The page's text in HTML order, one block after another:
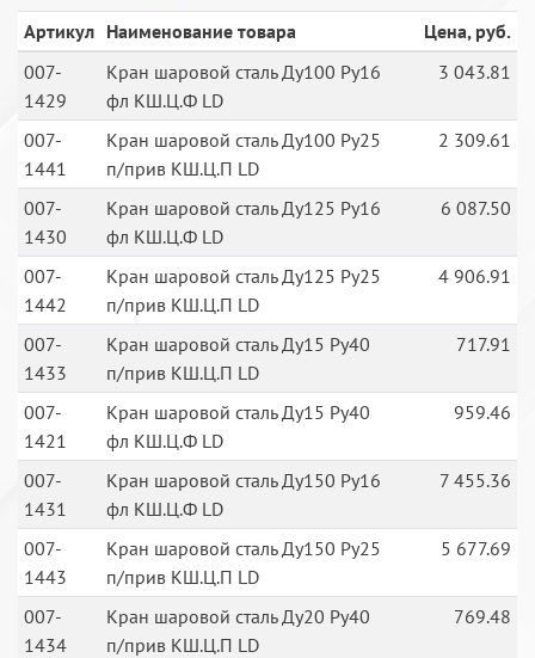
Артикул Наименование товара
Цена, руб.
007-
1429
Кран шаровой сталь Ду100 Ру16
фл КШ.Ц.Ф LD
3 043.81
007-
1441
Кран шаровой сталь Ду100 Ру25
п/прив КШ.Ц.П LD
2 309.61
007-
1430
Кран шаровой сталь Ду125 Ру16
фл КШ.Ц.Ф LD
6 087.50
007-
1442
Кран шаровой сталь Ду125 Ру25
п/прив КШ.Ц.П LD
4 906.91
007-
1433
Кран шаровой сталь Ду15 Ру40
п/прив КШ.Ц.П LD
717.91
007-
1421
Кран шаровой сталь Ду15 Ру40
фл КШ.Ц.Ф LD
959.46
007-
1431
Кран шаровой сталь Ду150 Ру16
фл КШ.Ц.Ф LD
7 455.36
007-
1443
Кран шаровой сталь Ду150 Ру25
п/прив КШ.Ц.П LD
5 677.69
007-
1434
Кран шаровой сталь Ду20 Ру40
п/прив КШ.Ц.П LD
769.48